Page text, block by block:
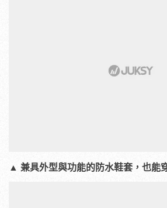
▲ 兼具外型與功能的防水鞋套，也能